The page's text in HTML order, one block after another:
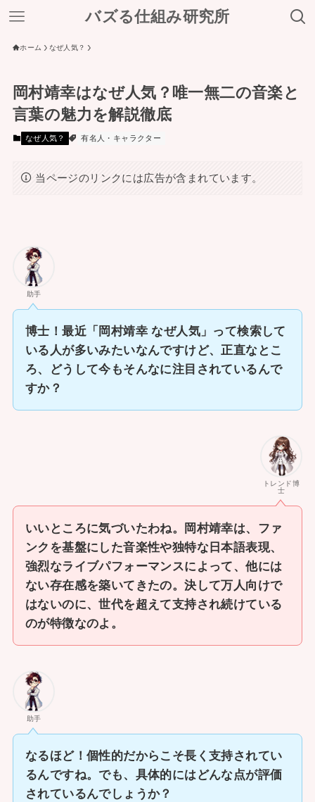
バズる仕組み研究所
ホーム なぜ人気？
岡村靖幸はなぜ人気？唯一無二の音楽と
言葉の魅力を解説徹底
なぜ人気？ 有名人・キャラクター
当ページのリンクには広告が含まれています。
助手
博士！最近「岡村靖幸 なぜ人気」って検索して
いる人が多いみたいなんですけど、正直なとこ
ろ、どうして今もそんなに注目されているんで
すか？
トレンド博
士
いいところに気づいたわね。岡村靖幸は、ファ
ンクを基盤にした音楽性や独特な日本語表現、
強烈なライブパフォーマンスによって、他には
ない存在感を築いてきたの。決して万人向けで
はないのに、世代を超えて支持され続けている
のが特徴なのよ。
助手
なるほど！個性的だからこそ長く支持されてい
るんですね。でも、具体的にはどんな点が評価
されているんでしょうか？